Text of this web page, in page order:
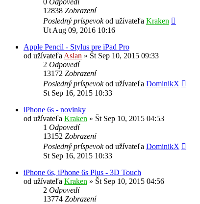
12838 Zobrazení
Posledný príspevokod užívateľa Kraken
Ut Aug 09, 2016 10:16
Apple Pencil - Stylus pre iPad Pro
od užívateľa Aslan » Št Sep 10, 2015 09:33
2 Odpovedí
13172 Zobrazení
Posledný príspevokod užívateľa DominikX
St Sep 16, 2015 10:33
iPhone 6s - novinky
od užívateľa Kraken » Št Sep 10, 2015 04:53
1 Odpovedí
13152 Zobrazení
Posledný príspevokod užívateľa DominikX
St Sep 16, 2015 10:33
iPhone 6s, iPhone 6s Plus - 3D Touch
od užívateľa Kraken » Št Sep 10, 2015 04:56
2 Odpovedí
13774 Zobrazení